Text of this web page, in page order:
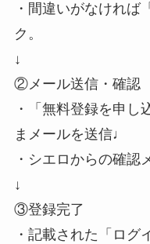
・間違いがなければ
ク。
↓
②メール送信・確認
・「無料登録を申し
まメールを送信♩
・シエロからの確認
↓
③登録完了
・記載された「ログ